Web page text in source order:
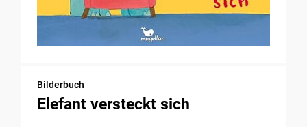
Bilderbuch
Elefant versteckt sich